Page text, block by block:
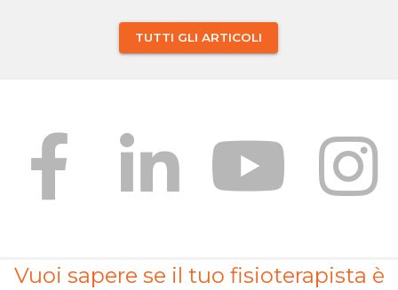
TUTTI GLI ARTICOLI
Vuoi sapere se il tuo fisioterapista è